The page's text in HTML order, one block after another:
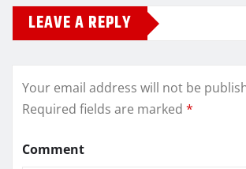
LEAVE A REPLY
Your email address will not be
Required fields are marked *
Comment